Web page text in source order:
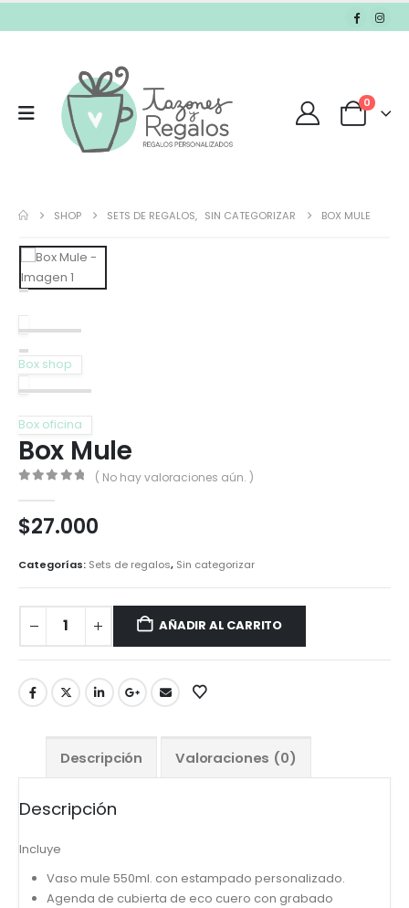
0
SHOP SETS DE REGALOS, SIN CATEGORIZAR BOX MULE
Box shop
Box oficina
Box Mule
( No hay valoraciones aún. )
$27.000
Categorías: Sets de regalos, Sin categorizar
AÑADIR AL CARRITO
Descripción Valoraciones (0)
Descripción
Incluye
Vaso mule 550ml. con estampado personalizado.
Agenda de cubierta de eco cuero con grabado